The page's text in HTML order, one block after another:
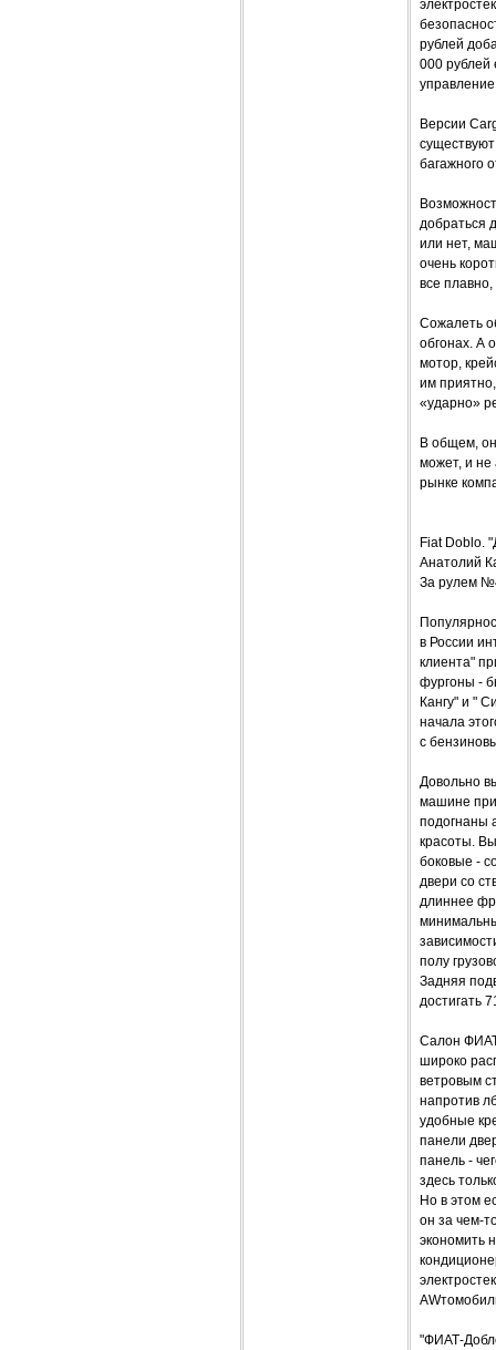
рублей
000 рублей
Версии
багажного
добраться
или нет,
очень
все
Сожалеть
обгонах. А
мотор,
им
«ударно»
В общем,
может, и не
рынке
Fiat
Анатолий
За рулем
в России
клиента"
фургоны -
Кангу" и "
начала
с
Довольно
машине
подогнаны
красоты.
боковые -
двери со
длиннее
полу
Задняя
достигать
Салон
широко
ветровым
напротив
удобные
панели
панель -
здесь
Но в этом
он за чем-
экономить
"ФИАТ-